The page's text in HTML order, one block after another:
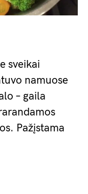
sveikai
namuose
– gaila
Pažįstama